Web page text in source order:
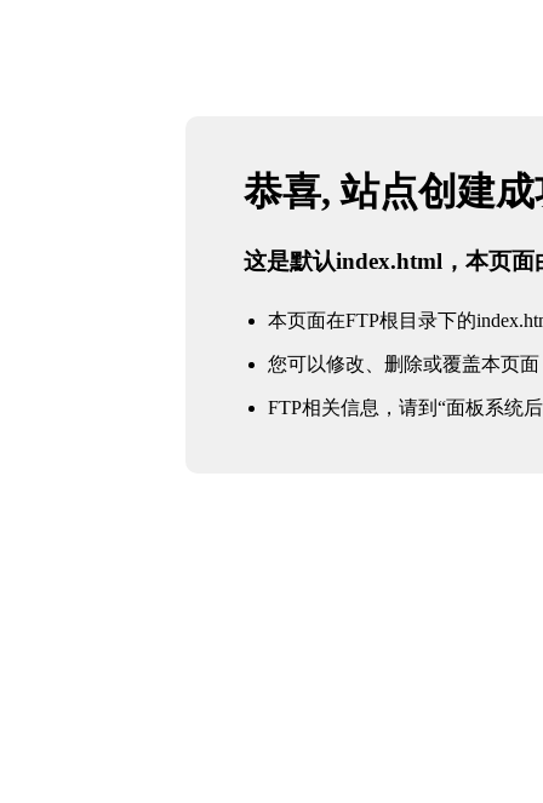
恭喜, 站点创建
这是默认index.html，本页面
本页面在FTP根目录下的
您可以修改、删除或覆盖本页面
FTP相关信息，请到“面板系统